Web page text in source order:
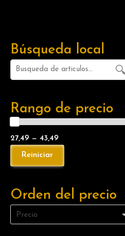
Búsqueda local
Rango de precio
27,49 — 43,49
Orden del precio